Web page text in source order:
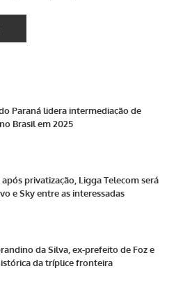
Paraná lidera intermediação de
Brasil em 2025
após privatização, Ligga Telecom será
e Sky entre as interessadas
da Silva, ex-prefeito de Foz e
da tríplice fronteira